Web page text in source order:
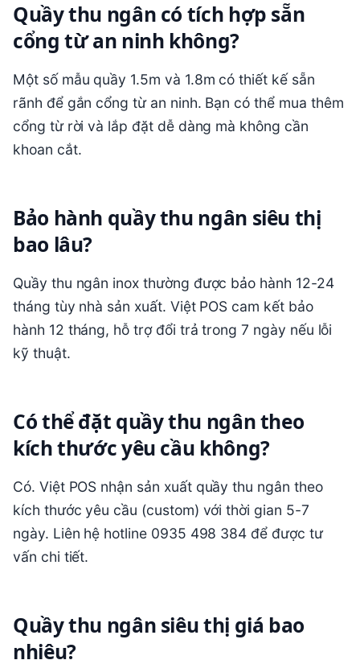
Quầy thu ngân có tích hợp sẵn
cổng từ an ninh không?
Một số mẫu quầy 1.5m và 1.8m có thiết kế sẵn
rãnh để gắn cổng từ an ninh. Bạn có thể mua thêm
cổng từ rời và lắp đặt dễ dàng mà không cần
khoan cắt.
Bảo hành quầy thu ngân siêu thị
bao lâu?
Quầy thu ngân inox thường được bảo hành 12-24
tháng tùy nhà sản xuất. Việt POS cam kết bảo
hành 12 tháng, hỗ trợ đổi trả trong 7 ngày nếu lỗi
kỹ thuật.
Có thể đặt quầy thu ngân theo
kích thước yêu cầu không?
Có. Việt POS nhận sản xuất quầy thu ngân theo
kích thước yêu cầu (custom) với thời gian 5-7
ngày. Liên hệ hotline 0935 498 384 để được tư
vấn chi tiết.
Quầy thu ngân siêu thị giá bao
nhiêu?